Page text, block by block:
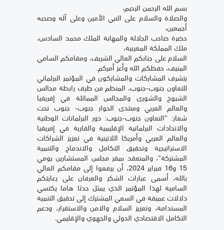
بسم الله الرحمن الرحيم،
والصلاة والسلام على النبي الأمين وعلى آله وصحبه
أجمعين،
حضرة صاحب الجلالة والمهابة الملك محمد السادس،
ملك المملكة المغربية،
السلام على جنابكم العالي الشريف، ومقامكم السامي
المنيف، حفظكم الله وأعز أمركم.
يتشرف المشاركات والمشاركون في المؤتمر البرلماني
للتعاون جنوب-جنوب، المنظم من طرف رابطة مجالس
الشيوخ والشورى والمجالس المماثلة في إفريقيا
والعالم العربي ومنتدى الحوار جنوب- جنوب تحت
شعار: "التعاون جنوب-جنوب: دور البرلمانات الوطنية
والاتحادات البرلمانية الإقليمية والقارية في إفريقيا
والعالم العربي وأمريكا اللاتينية في تعزيز الشراكات
الاستراتيجية وتحقيق التكامل والاندماج والتنمية
المشتركة"، والمنعقد بمقر مجلس المستشارين يومي
15 و16 فبراير 2024، أن يرفعوا إلى مقامكم العالي
بالله، أسمى عبارات الشكر والعرفان على رعايتكم
السامية لهذا المؤتمر الذي يمثل حدثا هاما يكتسي
دلالات عميقة في السعي المشترك إلى تحقيق التنمية
المستدامة، وتعزيز السلام والامن والاستقرار، ودعم
التكامل الاقتصادي الدولي والجهوي والإقليمي.